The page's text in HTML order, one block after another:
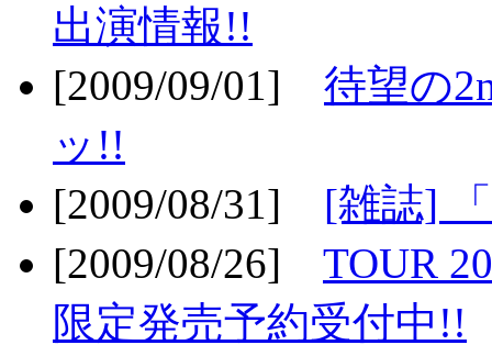
出演情報!!
[2009/09/01] 待望の
ッ!!
[2009/08/31] [雑誌]
[2009/08/26] TOUR
限定発売予約受付中!!